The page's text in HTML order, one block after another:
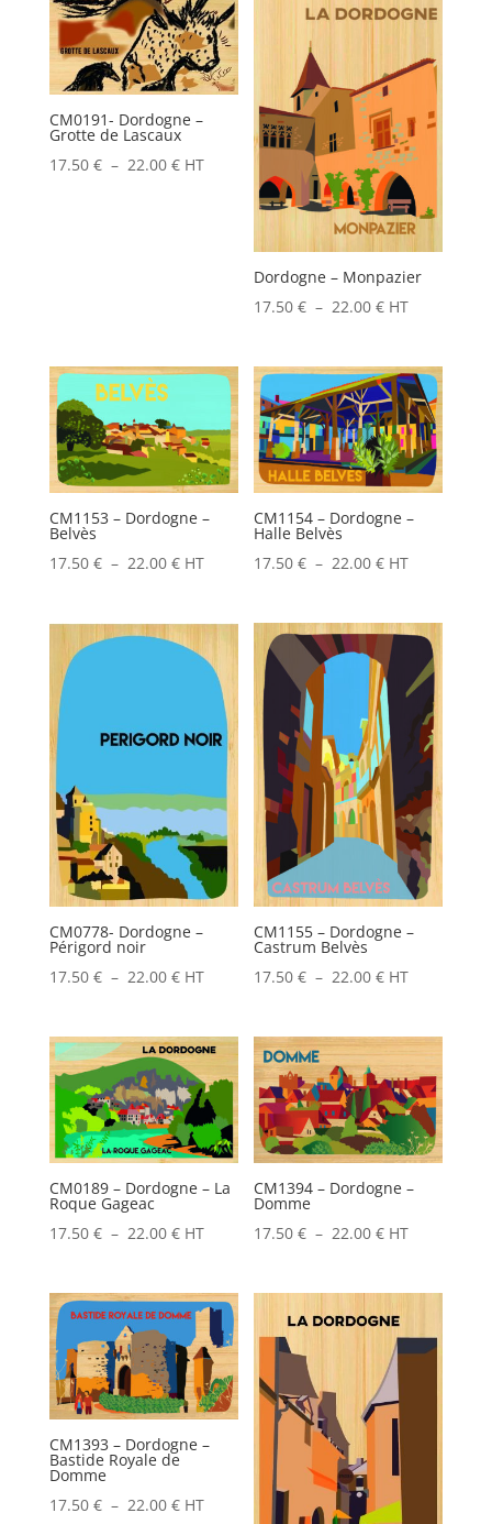
CM0191- Dordogne –
Grotte de Lascaux
17.50 € – 22.00 €Plage
HT
Dordogne – Monpazier
17.50€ – 22.00€Plage
prix :
17.50 €
à
22.00 €
HT
CM1153 – Dordogne –
Belvès
17.50 € – 22.00 €Plage
prix :
17.50 €
22.00 €
HT
CM1154 – Dordogne –
Halle Belvès
17.50€ – 22.00€Plage
prix :
17.50 €
à
22.00 €
HT
CM0778- Dordogne –
Périgord noir
17.50 € – 22.00 €Plage
prix :
17.50 €
à
22.00 €
HT
CM1155 – Dordogne –
Castrum Belvès
17.50€ – 22.00€Plage
prix :
17.50 €
à
22.00 €
HT
CM0189 – Dordogne – La
Roque Gageac
17.50 € – 22.00 €Plage
prix :
17.50 €
à
22.00 €
HT
CM1394 – Dordogne –
Domme
17.50€ – 22.00€Plage
prix :
17.50 €
22.00 €
HT
CM1393 – Dordogne –
Bastide Royale de
Domme
17.50 € – 22.00 €Plage
HT